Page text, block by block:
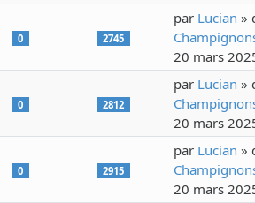
0 2745
par Lucian »
20 mars
0 2812
par Lucian »
20 mars
0 2915
par Lucian »
20 mars